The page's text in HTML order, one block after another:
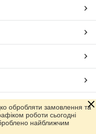
Prom.ua
обробляти замовлення та
роботи сьогодні
найближчим